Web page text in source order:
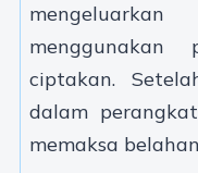
ciptakan.
dalam
memaksa